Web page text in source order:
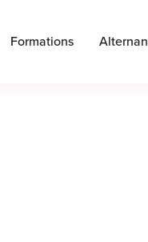
Code School Header
Formations